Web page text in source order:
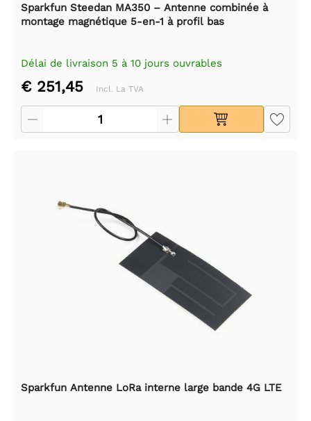
Sparkfun Steedan MA350 – Antenne combinée à
montage magnétique 5-en-1 à profil bas
Délai de livraison 5 à 10 jours ouvrables
€ 251,45 Incl. La TVA
Sparkfun Antenne LoRa interne large bande 4G LTE